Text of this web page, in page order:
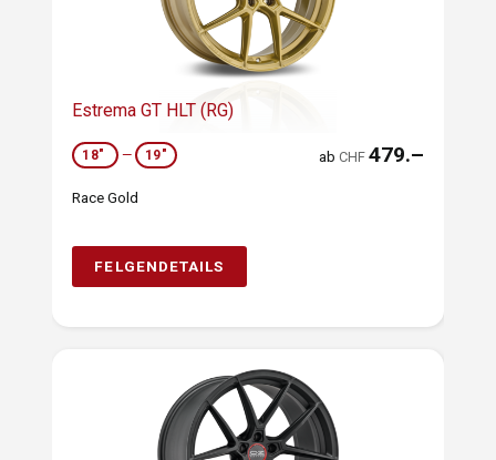
Estrema GT HLT (RG)
18" — 19" abCHF 479.–
Race Gold
FELGENDETAILS